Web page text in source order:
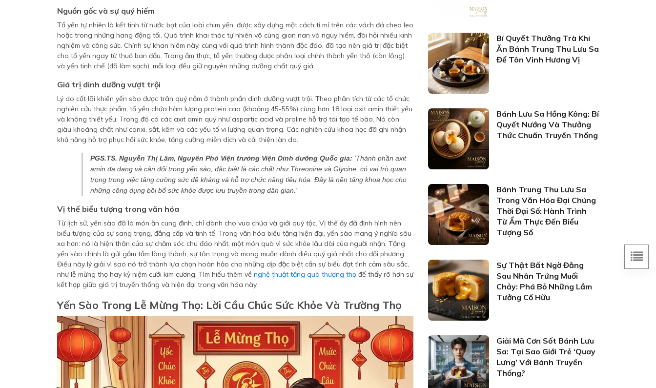
Nguồn gốc và sự quý hiếm
Tổ yến tự nhiên là kết tinh từ nước bọt của loài chim yến, được xây dựng một cách tỉ mỉ trên các vách đá cheo leo
hoặc trong những hang động tối. Quá trình khai thác tự nhiên vô cùng gian nan và nguy hiểm, đòi hỏi nhiều kinh
nghiệm và công sức. Chính sự khan hiếm này, cùng với quá trình hình thành độc đáo, đã tạo nên giá trị đặc biệt
cho tổ yến ngay từ thuở ban đầu. Trong ẩm thực, tổ yến thường được phân loại chính thành yến thô (còn lông)
và yến tinh chế (đã làm sạch), mỗi loại đều giữ nguyên những dưỡng chất quý giá.
Giá trị dinh dưỡng vượt trội
Lý do cốt lõi khiến yến sào được trân quý nằm ở thành phần dinh dưỡng vượt trội. Theo phân tích từ các tổ chức
nghiên cứu thực phẩm, tổ yến chứa hàm lượng protein cao (khoảng 45-55%) cùng hơn 18 loại axit amin thiết yếu
và không thiết yếu. Trong đó có các axit amin quý như aspartic acid và proline hỗ trợ tái tạo tế bào. Nó còn
giàu khoáng chất như canxi, sắt, kẽm và các yếu tố vi lượng quan trọng. Các nghiên cứu khoa học đã ghi nhận
khả năng hỗ trợ phục hồi sức khỏe, tăng cường miễn dịch và cải thiện làn da.
PGS.TS. Nguyễn Thị Lâm, Nguyên Phó Viện trưởng Viện Dinh dưỡng Quốc gia: 'Thành phần axit
amin đa dạng và cân đối trong yến sào, đặc biệt là các chất như Threonine và Glycine, có vai trò quan
trọng trong việc tăng cường sức đề kháng và hỗ trợ chức năng tiêu hóa. Đây là nền tảng khoa học cho
những công dụng bồi bổ sức khỏe được lưu truyền trong dân gian.'
Vị thế biểu tượng trong văn hóa
Từ lịch sử, yến sào đã là món ăn cung đình, chỉ dành cho vua chúa và giới quý tộc. Vị thế ấy đã định hình nên
biểu tượng của sự sang trọng, đẳng cấp và tinh tế. Trong văn hóa biếu tặng hiện đại, yến sào mang ý nghĩa sâu
xa hơn: nó là hiện thân của sự chăm sóc chu đáo nhất, một món quà vì sức khỏe lâu dài của người nhận. Tặng
yến sào chính là gửi gắm tấm lòng thành, sự tôn trọng và mong muốn dành điều quý giá nhất cho đối phương.
Điều này lý giải vì sao nó trở thành lựa chọn hoàn hảo cho những dịp đặc biệt cần sự biểu đạt tình cảm sâu sắc,
như lễ mừng thọ hay kỷ niệm cưới kim cương. Tìm hiểu thêm về nghệ thuật tặng quà thượng thọ để thấy rõ hơn sự
kết hợp giữa giá trị truyền thống và hiện đại trong văn hóa này.
Yến Sào Trong Lễ Mừng Thọ: Lời Cầu Chúc Sức Khỏe Và Trường Thọ
Bí Quyết Thưởng Trà Khi
Ăn Bánh Trung Thu Lưu Sa
Để Tôn Vinh Hương Vị
Bánh Lưu Sa Hồng Kông: Bí
Quyết Nướng Và Thưởng
Thức Chuẩn Truyền Thống
Bánh Trung Thu Lưu Sa
Trong Văn Hóa Đại Chúng
Thời Đại Số: Hành Trình
Từ Ẩm Thực Đến Biểu
Tượng Số
Sự Thật Bất Ngờ Đằng
Sau Nhân Trứng Muối
Chảy: Phá Bỏ Những Lầm
Tưởng Cố Hữu
Giải Mã Cơn Sốt Bánh Lưu
Sa: Tại Sao Giới Trẻ ‘Quay
Lưng’ Với Bánh Truyền
Thống?